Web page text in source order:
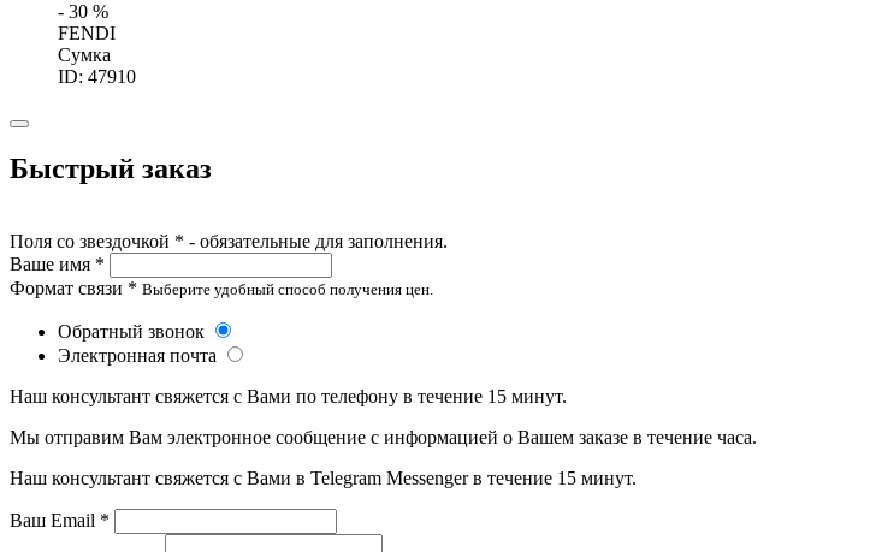
- 30 %
FENDI
Сумка
ID: 47910
Быстрый заказ
Поля со звездочкой * - обязательные для заполнения.
Ваше имя *
Формат связи * Выберите удобный способ получения цен.
Обратный звонок
Электронная почта
Наш консультант свяжется с Вами по телефону в течение 15 минут.
Мы отправим Вам электронное сообщение с информацией о Вашем заказе в течение часа.
Наш консультант свяжется с Вами в Telegram Messenger в течение 15 минут.
Ваш Email *